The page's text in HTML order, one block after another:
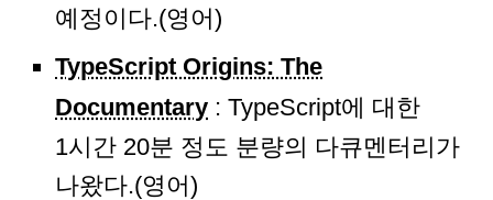
예정이다.(영어)
TypeScript Origins: The
Documentary : TypeScript에 대한
1시간 20분 정도 분량의 다큐멘터리가
나왔다.(영어)